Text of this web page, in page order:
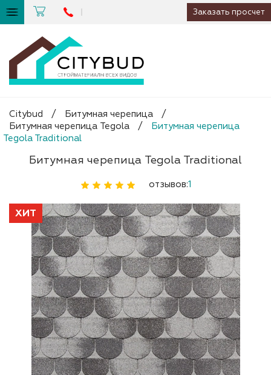
Заказать просчет
Citybud / Битумная черепица
/
Битумная черепица Tegola
/
Битумная черепица
Tegola Traditional
Битумная черепица Tegola Traditional
отзывов:1
ХИТ